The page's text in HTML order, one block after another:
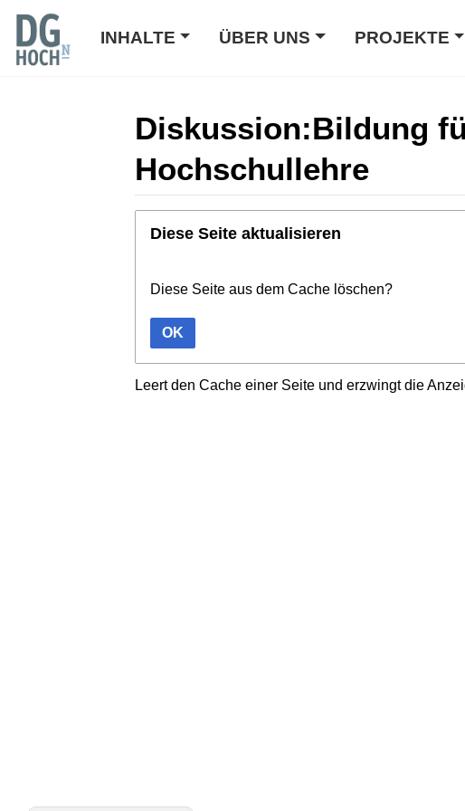
INHALTE ÜBER UNS PROJEKTE
Diskussion:Bildung
Hochschullehre
Diese Seite aktualisieren
Diese Seite aus dem Cache löschen?
OK
Leert den Cache einer Seite und erzwingt die